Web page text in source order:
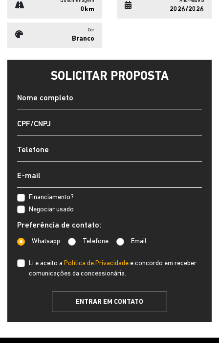
0km 2026/2026
Cor
Branco
SOLICITAR PROPOSTA
Financiamento?
Negociar usado
Preferência de contato:
Whatsapp Telefone Email
Li e aceito a Política de Privacidade e concordo em receber
comunicações da concessionária.
ENTRAR EM CONTATO